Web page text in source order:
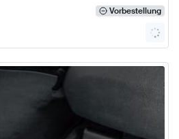
Vorbestellung